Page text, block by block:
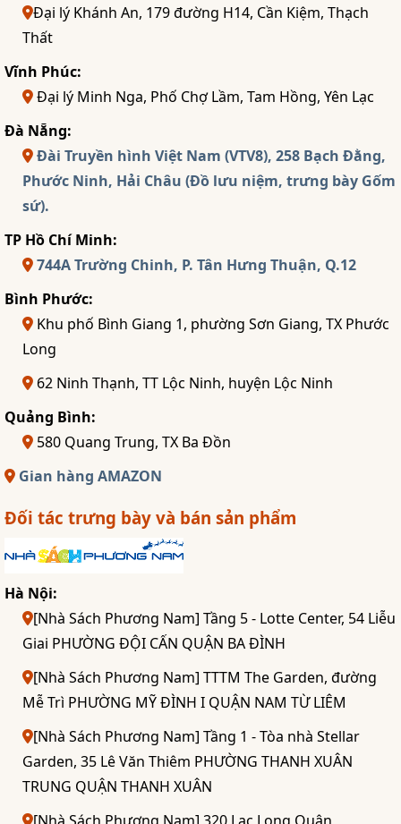
Đại lý Khánh An, 179 đường H14, Cần Kiệm, Thạch
Thất
Vĩnh Phúc:
Đại lý Minh Nga, Phố Chợ Lầm, Tam Hồng, Yên Lạc
Đà Nẵng:
Đài Truyền hình Việt Nam (VTV8), 258 Bạch Đằng,
Phước Ninh, Hải Châu (Đồ lưu niệm, trưng bày Gốm
sứ).
TP Hồ Chí Minh:
744A Trường Chinh, P. Tân Hưng Thuận, Q.12
Bình Phước:
Khu phố Bình Giang 1, phường Sơn Giang, TX Phước
Long
62 Ninh Thạnh, TT Lộc Ninh, huyện Lộc Ninh
Quảng Bình:
580 Quang Trung, TX Ba Đồn
Gian hàng AMAZON
Đối tác trưng bày và bán sản phẩm
Hà Nội:
[Nhà Sách Phương Nam] Tầng 5 - Lotte Center, 54 Liễu
Giai PHƯỜNG ĐỘI CẤN QUẬN BA ĐÌNH
[Nhà Sách Phương Nam] TTTM The Garden, đường
Mễ Trì PHƯỜNG MỸ ĐÌNH I QUẬN NAM TỪ LIÊM
[Nhà Sách Phương Nam] Tầng 1 - Tòa nhà Stellar
Garden, 35 Lê Văn Thiêm PHƯỜNG THANH XUÂN
TRUNG QUẬN THANH XUÂN